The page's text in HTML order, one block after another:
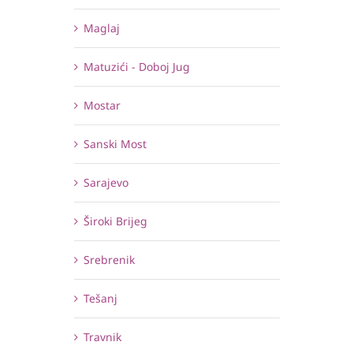
Maglaj
Matuzići - Doboj Jug
Mostar
Sanski Most
Sarajevo
Široki Brijeg
Srebrenik
Tešanj
Travnik